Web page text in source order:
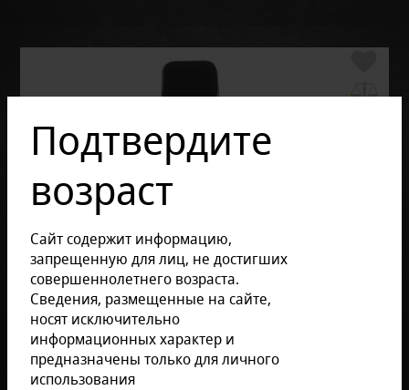
Подтвердите
возраст
Сайт содержит информацию,
запрещенную для лиц, не достигших
совершеннолетнего возраста.
Сведения, размещенные на сайте,
носят исключительно
информационных характер и
предназначены только для личного
использования